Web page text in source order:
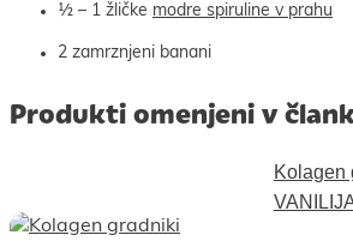
½ – 1 žličke modre spiruline v prahu
2 zamrznjeni banani
Produkti omenjeni v
Kolagen